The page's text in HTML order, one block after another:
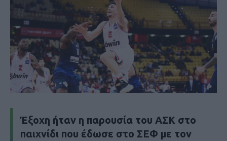
Έξοχη ήταν η παρουσία του ΑΣΚ στο
παιχνίδι που έδωσε στο ΣΕΦ με τον